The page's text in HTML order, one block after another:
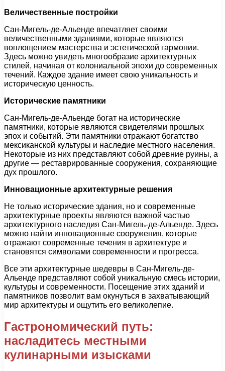
Величественные постройки
Сан-Мигель-де-Альенде впечатляет своими
величественными зданиями, которые являются
воплощением мастерства и эстетической гармонии.
Здесь можно увидеть многообразие архитектурных
стилей, начиная от колониальной эпохи до современных
течений. Каждое здание имеет свою уникальность и
историческую ценность.
Исторические памятники
Сан-Мигель-де-Альенде богат на исторические
памятники, которые являются свидетелями прошлых
эпох и событий. Эти памятники отражают богатство
мексиканской культуры и наследие местного населения.
Некоторые из них представляют собой древние руины, а
другие — реставрированные сооружения, сохраняющие
дух прошлого.
Инновационные архитектурные решения
Не только исторические здания, но и современные
архитектурные проекты являются важной частью
архитектурного наследия Сан-Мигель-де-Альенде. Здесь
можно найти инновационные сооружения, которые
отражают современные течения в архитектуре и
становятся символами современности и прогресса.
Все эти архитектурные шедевры в Сан-Мигель-де-
Альенде представляют собой уникальную смесь истории,
культуры и современности. Посещение этих зданий и
памятников позволит вам окунуться в захватывающий
мир архитектуры и ощутить его великолепие.
Гастрономический путь:
насладитесь местными
кулинарными изысками